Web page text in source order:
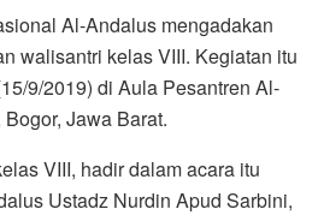
Al-Andalus mengadakan
walisantri kelas VIII. Kegiatan itu
9/2019) di Aula Pesantren Al-
Jawa Barat.
VIII, hadir dalam acara itu
Ustadz Nurdin Apud Sarbini,